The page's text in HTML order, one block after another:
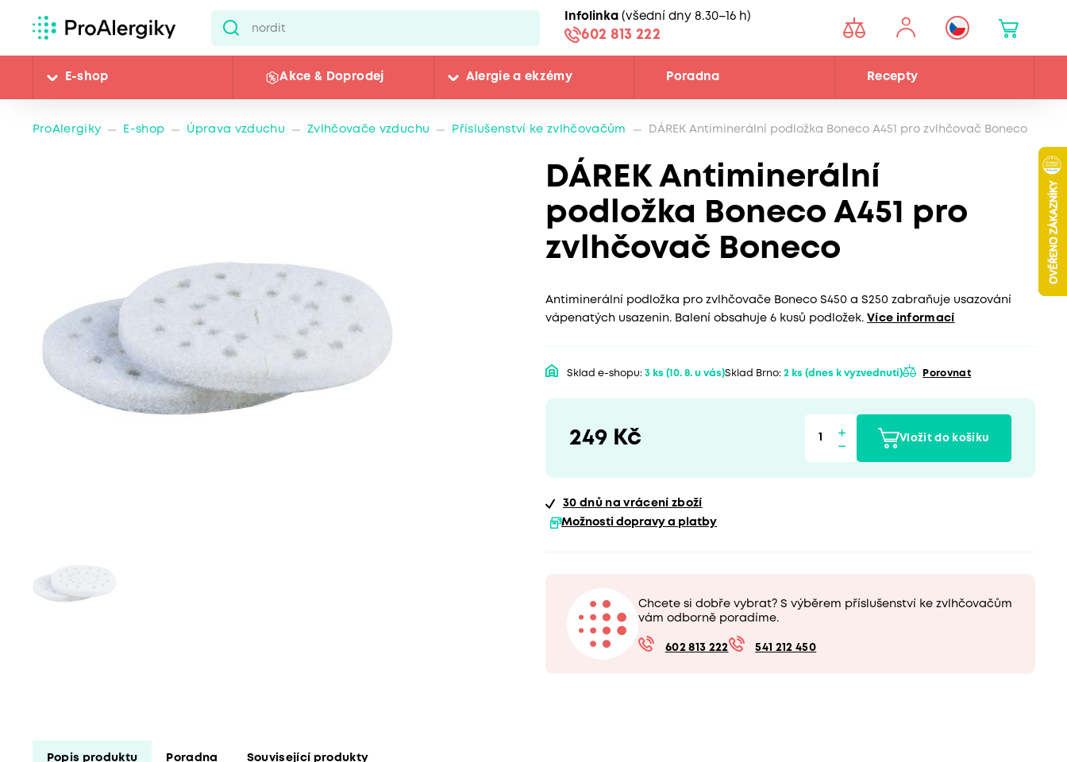
Infolinka (všední dny 8.30–16 h)
602 813 222
E-shop Akce & Doprodej Alergie a ekzémy Poradna Recepty
ProAlergiky E-shop Úprava vzduchu Zvlhčovače vzduchu Příslušenství ke zvlhčovačům DÁREK Antiminerální podložka Boneco A451 pro zvlhčovač Boneco
DÁREK Antiminerální
podložka Boneco A451 pro
zvlhčovač Boneco
Antiminerální podložka pro zvlhčovače Boneco S450 a S250 zabraňuje usazování
vápenatých usazenin. Balení obsahuje 6 kusů podložek. Více informací
Sklad e-shopu: 3 ks (10. 8. u vás)Sklad Brno: 2 ks (dnes k vyzvednutí) Porovnat
249 Kč Vložit do košíku
30 dnů na vrácení zboží
Možnosti dopravy a platby
Chcete si dobře vybrat? S výběrem příslušenství ke zvlhčovačům
vám odborně poradíme.
602 813 222 541 212 450
Popis produktu Poradna Související produkty